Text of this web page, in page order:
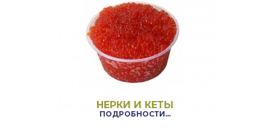
НЕРКИ И КЕТЫ
ПОДРОБНОСТИ...